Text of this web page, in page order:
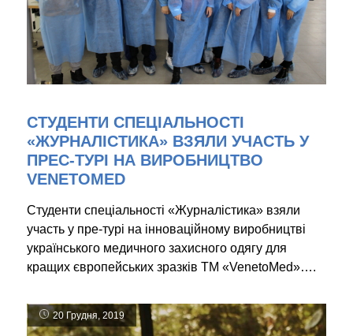
СТУДЕНТИ СПЕЦІАЛЬНОСТІ
«ЖУРНАЛІСТИКА» ВЗЯЛИ УЧАСТЬ У
ПРЕС-ТУРІ НА ВИРОБНИЦТВО
VENETOMED
Студенти спеціальності «Журналістика» взяли
участь у пре-турі на інноваційному виробництві
українського медичного захисного одягу для
кращих європейських зразків ТМ «VenetoMed»….
20 Грудня, 2019